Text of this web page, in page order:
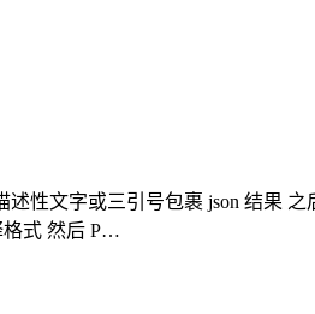
性文字或三引号包裹 json 结果
格式 然后 P…